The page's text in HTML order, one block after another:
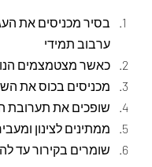
ערבוב תמידי
כאשר מצטמצמים
מכניסים בכוס את
שופכים את תערובת
ממתינים לצינון
שומרים בקירור עד